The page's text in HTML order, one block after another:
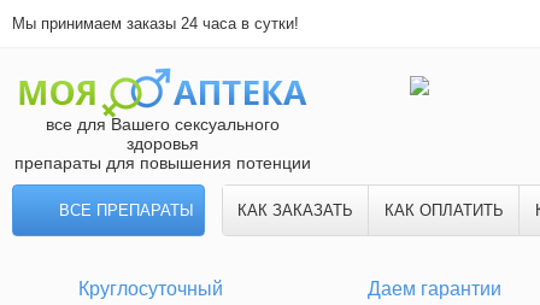
Мы принимаем заказы 24 часа в сутки!
все для Вашего сексуального
здоровья
препараты для повышения потенции
ВСЕ ПРЕПАРАТЫ КАК ЗАКАЗАТЬ КАК ОПЛАТИТЬ
Круглосуточный Даем гарантии